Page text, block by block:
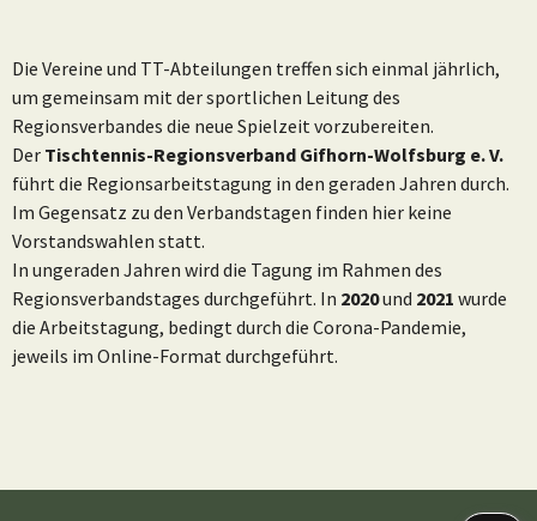
Die Vereine und TT-Abteilungen treffen sich einmal jährlich,
um gemeinsam mit der sportlichen Leitung des
Regionsverbandes die neue Spielzeit vorzubereiten.
Der Tischtennis-Regionsverband Gifhorn-Wolfsburg e. V.
führt die Regionsarbeitstagung in den geraden Jahren durch.
Im Gegensatz zu den Verbandstagen finden hier keine
Vorstandswahlen statt.
In ungeraden Jahren wird die Tagung im Rahmen des
Regionsverbandstages durchgeführt. In 2020und 2021 wurde
die Arbeitstagung, bedingt durch die Corona-Pandemie,
jeweils im Online-Format durchgeführt.